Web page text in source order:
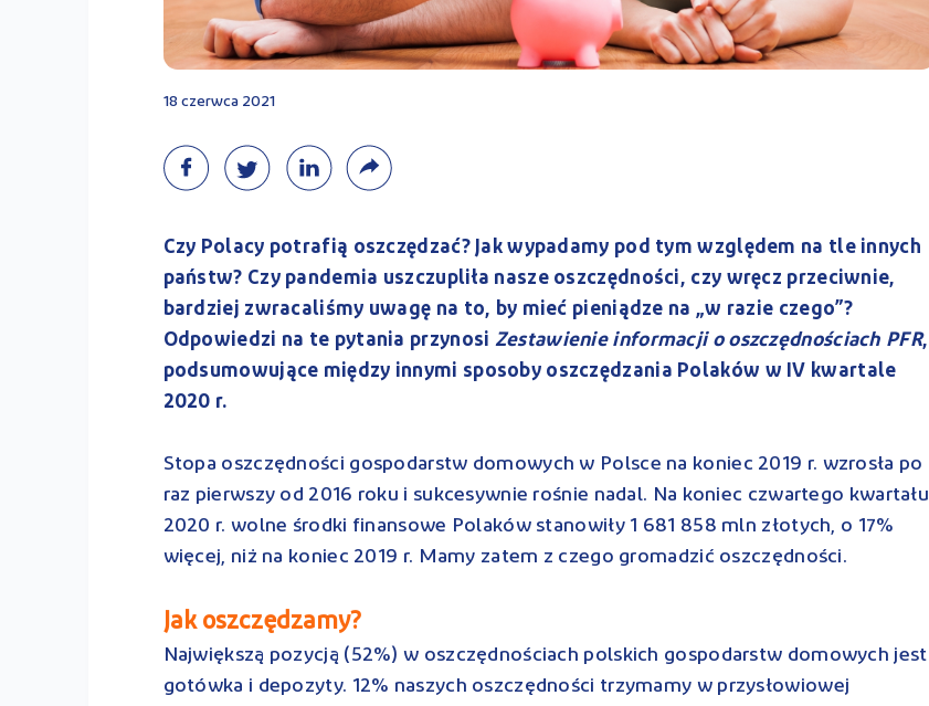
18 czerwca 2021
Czy Polacy potrafią oszczędzać? Jak wypadamy pod tym względem na tle innych
państw? Czy pandemia uszczupliła nasze oszczędności, czy wręcz przeciwnie,
bardziej zwracaliśmy uwagę na to, by mieć pieniądze na „w razie czego”?
Odpowiedzi na te pytania przynosi Zestawienie informacji o oszczędnościach PFR,
podsumowujące między innymi sposoby oszczędzania Polaków w IV kwartale
2020 r.
Stopa oszczędności gospodarstw domowych w Polsce na koniec 2019 r. wzrosła po
raz pierwszy od 2016 roku i sukcesywnie rośnie nadal. Na koniec czwartego kwartału
2020 r. wolne środki finansowe Polaków stanowiły 1 681 858 mln złotych, o 17%
więcej, niż na koniec 2019 r. Mamy zatem z czego gromadzić oszczędności.
Jak oszczędzamy?
Największą pozycją (52%) w oszczędnościach polskich gospodarstw domowych jest
gotówka i depozyty. 12% naszych oszczędności trzymamy w przysłowiowej